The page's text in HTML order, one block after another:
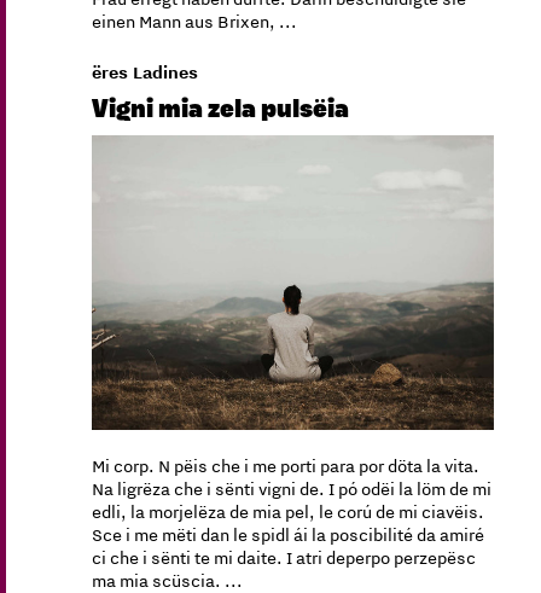
einen Mann aus Brixen, ...
ëres Ladines
Vigni mia zela pulsëia
Mi corp. N pëis che i me porti para por döta la vita.
Na ligrëza che i sënti vigni de. I pó odëi la löm de mi
edli, la morjelëza de mia pel, le corú de mi ciavëis.
Sce i me mëti dan le spidl ái la poscibilité da amiré
ci che i sënti te mi daite. I atri deperpo perzepësc
ma mia scüscia. ...